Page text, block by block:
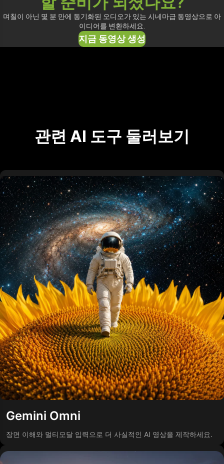
며칠이 아닌 몇 분 만에 동기화된 오디오가 있는 시네마급 동영상으로 아
이디어를 변환하세요.
지금 동영상 생성
관련 AI 도구 둘러보기
Gemini Omni
장면 이해와 멀티모달 입력으로 더 사실적인 AI 영상을 제작하세요.